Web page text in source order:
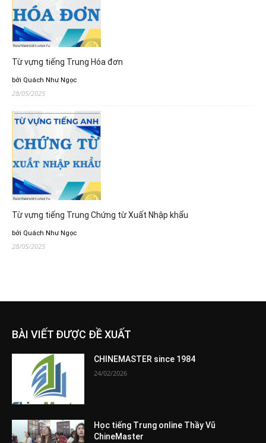
Từ vựng tiếng Trung Hóa đơn
bởi Quách Như Ngọc
28/05/2025
Từ vựng tiếng Trung Chứng từ Xuất Nhập khẩu
bởi Quách Như Ngọc
28/05/2025
BÀI VIẾT ĐƯỢC ĐỀ XUẤT
CHINEMASTER since 1984
24/02/2026
Học tiếng Trung online Thầy Vũ
ChineMaster